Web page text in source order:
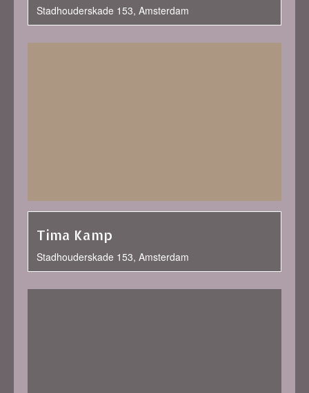
Stadhouderskade 153, Amsterdam
Tima Kamp
Stadhouderskade 153, Amsterdam